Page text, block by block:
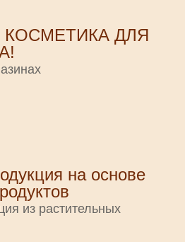
ДЛЯ
на основе
из растительных